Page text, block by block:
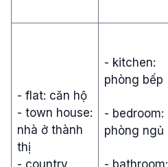
- flat: căn hộ
- town house:
nhà ở thành
thị
- kitchen:
phòng bếp
- bedroom:
phòng ngủ